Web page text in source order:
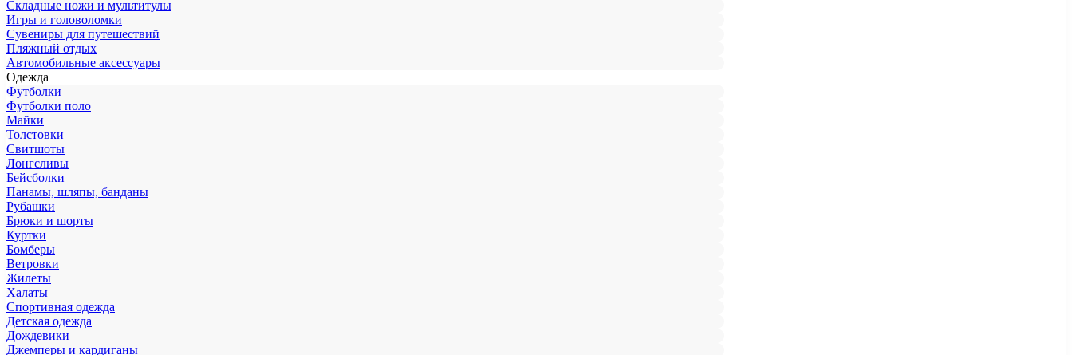
Складные ножи и мультитулы
Игры и головоломки
Сувениры для путешествий
Пляжный отдых
Автомобильные аксессуары
Одежда
Футболки
Футболки поло
Майки
Толстовки
Свитшоты
Лонгсливы
Бейсболки
Панамы, шляпы, банданы
Рубашки
Брюки и шорты
Куртки
Бомберы
Ветровки
Жилеты
Халаты
Спортивная одежда
Детская одежда
Дождевики
Джемперы и кардиганы